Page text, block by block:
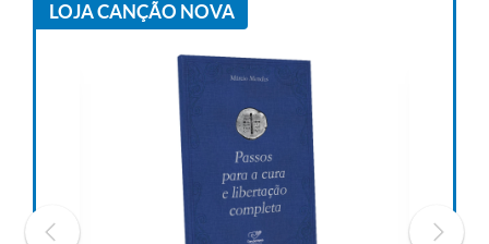
LOJA CANÇÃO NOVA